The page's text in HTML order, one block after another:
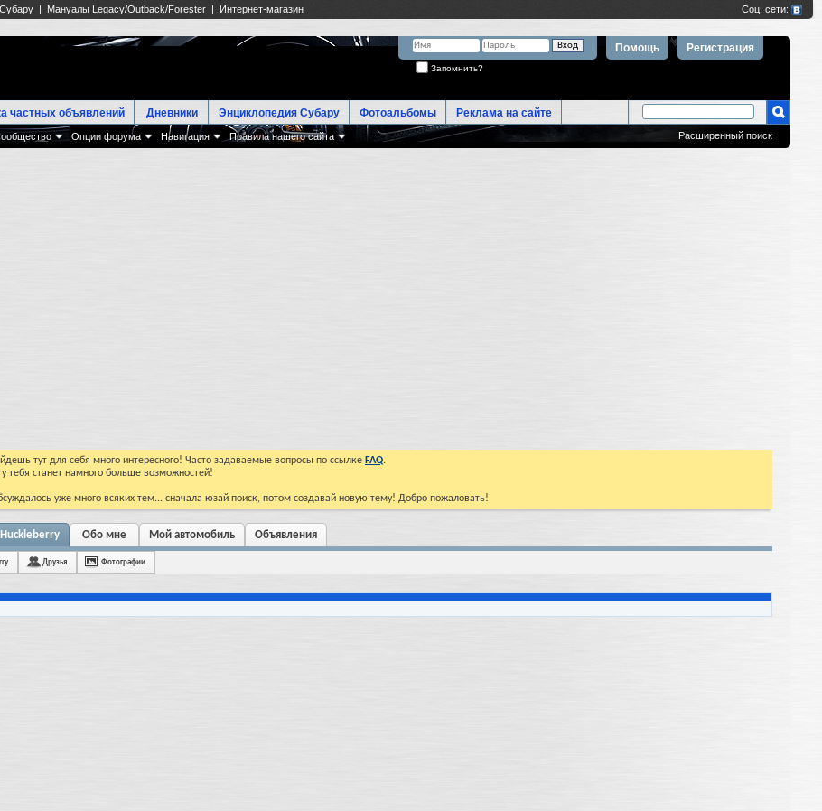
Регистрация
Помощь
Запомнить?
Опции форума Навигация Правила нашего сайта
частных объявлений Дневники Энциклопедия Субару Фотоальбомы Реклама на сайте
Расширенный поиск
тут для себя много интересного! Часто задаваемые вопросы по ссылке FAQ.
у тебя станет намного больше возможностей!
уже много всяких тем... сначала юзай поиск, потом создавай новую тему! Добро пожаловать!
Обо мне Мой автомобиль Объявления
Друзья Фотографии